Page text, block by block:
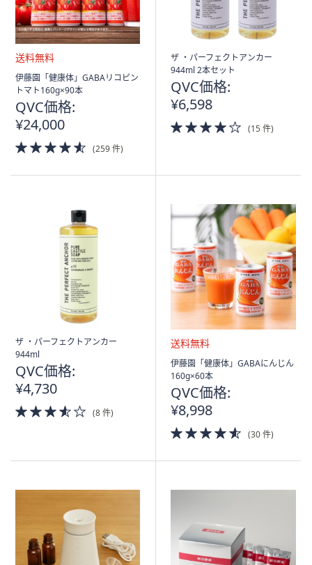
プ
し
て
閲
覧
で
き
ま
す。
送
料
料
伊藤園「健康体」GABAリコピン
トマト160g×90本
QVC価格:
¥24,000
4.5
of
(259 件)
ザ ・パーフェクトアンカー
944ml 2本セット
QVC価格:
¥6,598
4.0
of
(15 件)
ザ ・パーフェクトアンカー
944ml
QVC価格:
¥4,730
3.5
of
(8 件)
送
料
料
伊藤園「健康体」GABAにんじん
160g×60本
QVC価格:
¥8,998
4.5
of
(30 件)